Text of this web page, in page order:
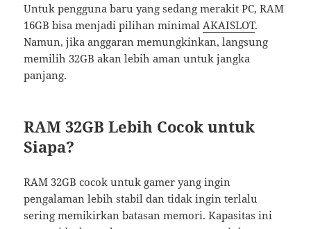
Untuk pengguna baru yang sedang merakit PC, RAM
16GB bisa menjadi pilihan minimal AKAISLOT.
Namun, jika anggaran memungkinkan, langsung
memilih 32GB akan lebih aman untuk jangka
panjang.
RAM 32GB Lebih Cocok untuk
Siapa?
RAM 32GB cocok untuk gamer yang ingin
pengalaman lebih stabil dan tidak ingin terlalu
sering memikirkan batasan memori. Kapasitas ini